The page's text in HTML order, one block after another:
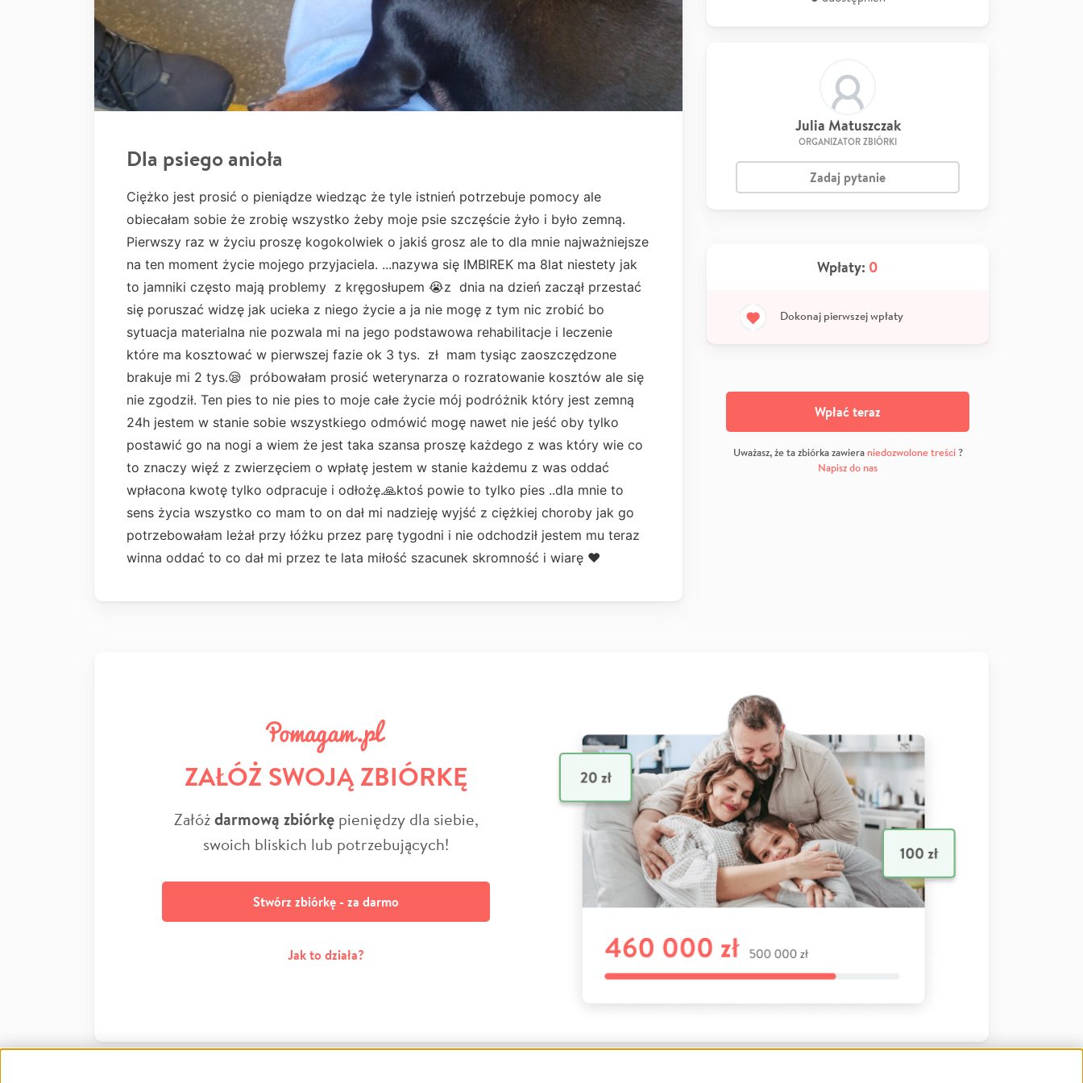
Dla psiego anioła
Ciężko jest prosić o pieniądze wiedząc że tyle istnień potrzebuje pomocy ale
obiecałam sobie że zrobię wszystko żeby moje psie szczęście żyło i było zemną.
Pierwszy raz w życiu proszę kogokolwiek o jakiś grosz ale to dla mnie najważniejsze
na ten moment życie mojego przyjaciela. ...nazywa się IMBIREK ma 8lat niestety jak
to jamniki często mają problemy z kręgosłupem 😭z dnia na dzień zaczął przestać
się poruszać widzę jak ucieka z niego życie a ja nie mogę z tym nic zrobić bo
sytuacja materialna nie pozwala mi na jego podstawowa rehabilitacje i leczenie
które ma kosztować w pierwszej fazie ok 3 tys. zł mam tysiąc zaoszczędzone
brakuje mi 2 tys.😪 próbowałam prosić weterynarza o rozratowanie kosztów ale się
nie zgodził. Ten pies to nie pies to moje całe życie mój podróżnik który jest zemną
24h jestem w stanie sobie wszystkiego odmówić mogę nawet nie jeść oby tylko
postawić go na nogi a wiem że jest taka szansa proszę każdego z was który wie co
to znaczy więź z zwierzęciem o wpłatę jestem w stanie każdemu z was oddać
wpłacona kwotę tylko odpracuje i odłożę.🙏ktoś powie to tylko pies ..dla mnie to
sens życia wszystko co mam to on dał mi nadzieję wyjść z ciężkiej choroby jak go
potrzebowałam leżał przy łóżku przez parę tygodni i nie odchodził jestem mu teraz
winna oddać to co dał mi przez te lata miłość szacunek skromność i wiarę ❤️
Julia Matuszczak
ORGANIZATOR ZBIÓRKI
Zadaj pytanie
Wpłaty: 0
Dokonaj pierwszej wpłaty
Wpłać teraz
Uważasz, że ta zbiórka zawiera niedozwolone treści?
Napisz do nas
ZAŁÓŻ SWOJĄ ZBIÓRKĘ
Załóżdarmową zbiórkępieniędzy dla siebie,
swoich bliskich lub potrzebujących!
Stwórz zbiórkę - za darmo
Jak to działa?